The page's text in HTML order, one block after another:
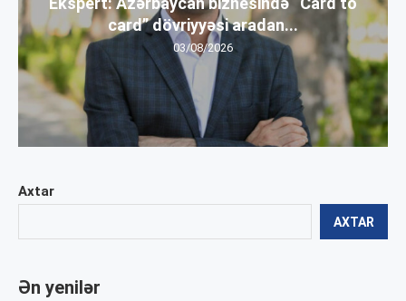
Axtar
AXTAR
Ən yenilər
card” dövriyyəsi aradan...
03/08/2026